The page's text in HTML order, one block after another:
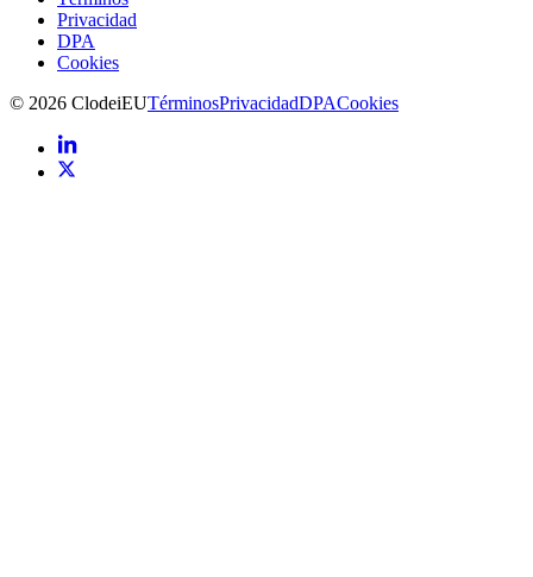
Privacidad
DPA
Cookies
© 2026 ClodeiEUTérminosPrivacidadDPACookies